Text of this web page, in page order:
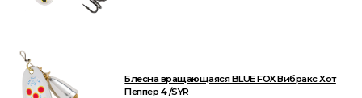
Блесна вращающаяся BLUE FOX Вибракс Хот
Пеппер 4 /SYR